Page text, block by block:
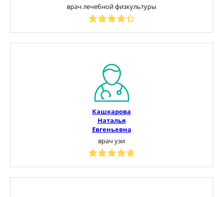
врач лечебной физкультуры
Кашкарова
Наталья
Евгеньевна
врач узи